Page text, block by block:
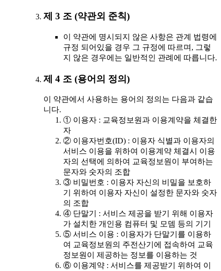
제 3 조 (약관외 준칙)
이 약관에 명시되지 않은 사항은 관계 법령에
규정 되어있을 경우 그 규정에 따르며, 그렇
지 않은 경우에는 일반적인 관례에 따릅니다.
제 4 조 (용어의 정의)
이 약관에서 사용하는 용어의 정의는 다음과 같습
니다.
① 이용자 : 교육정보원과 이용계약을 체결한
자
② 이용자번호(ID) : 이용자 식별과 이용자의
서비스 이용을 위하여 이용계약 체결시 이용
자의 선택에 의하여 교육정보원이 부여하는
문자와 숫자의 조합
③ 비밀번호 : 이용자 자신의 비밀을 보호하
기 위하여 이용자 자신이 설정한 문자와 숫자
의 조합
④ 단말기 : 서비스 제공을 받기 위해 이용자
가 설치한 개인용 컴퓨터 및 모뎀 등의 기기
⑤ 서비스 이용 : 이용자가 단말기를 이용하
여 교육정보원의 주전산기에 접속하여 교육
정보원이 제공하는 정보를 이용하는 것
⑥ 이용계약 : 서비스를 제공받기 위하여 이